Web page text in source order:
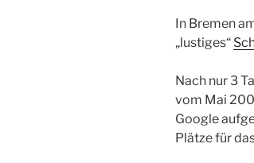
In Bremen
„lustiges“
Nach nur 3
vom Mai
Google
Plätze für